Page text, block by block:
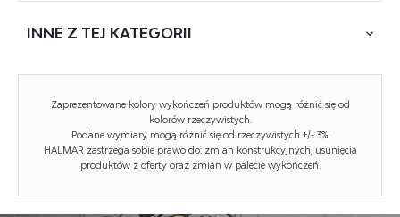
Łóżko rodzaj: drewniane
Pojemnik na pościel: NIE
Zaprezentowane kolory wykończeń produktów mogą różnić się od
kolorów rzeczywistych.
Podane wymiary mogą różnić się od rzeczywistych +/- 3%.
HALMAR zastrzega sobie prawo do: zmian konstrukcyjnych, usunięcia
produktów z oferty oraz zmian w palecie wykończeń.
INNE Z TEJ KATEGORII